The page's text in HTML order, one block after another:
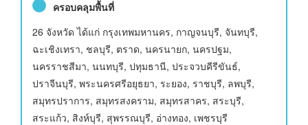
ครอบคลุมพื้นที่
26 จังหวัด ได้แก่ กรุงเทพมหานคร, กาญจนบุรี, จันทบุรี,
ฉะเชิงเทรา, ชลบุรี, ตราด, นครนายก, นครปฐม,
นครราชสีมา, นนทบุรี, ปทุมธานี, ประจวบคีรีขันธ์,
ปราจีนบุรี, พระนครศรีอยุธยา, ระยอง, ราชบุรี, ลพบุรี,
สมุทรปราการ, สมุทรสงคราม, สมุทรสาคร, สระบุรี,
สระแก้ว, สิงห์บุรี, สุพรรณบุรี, อ่างทอง, เพชรบุรี